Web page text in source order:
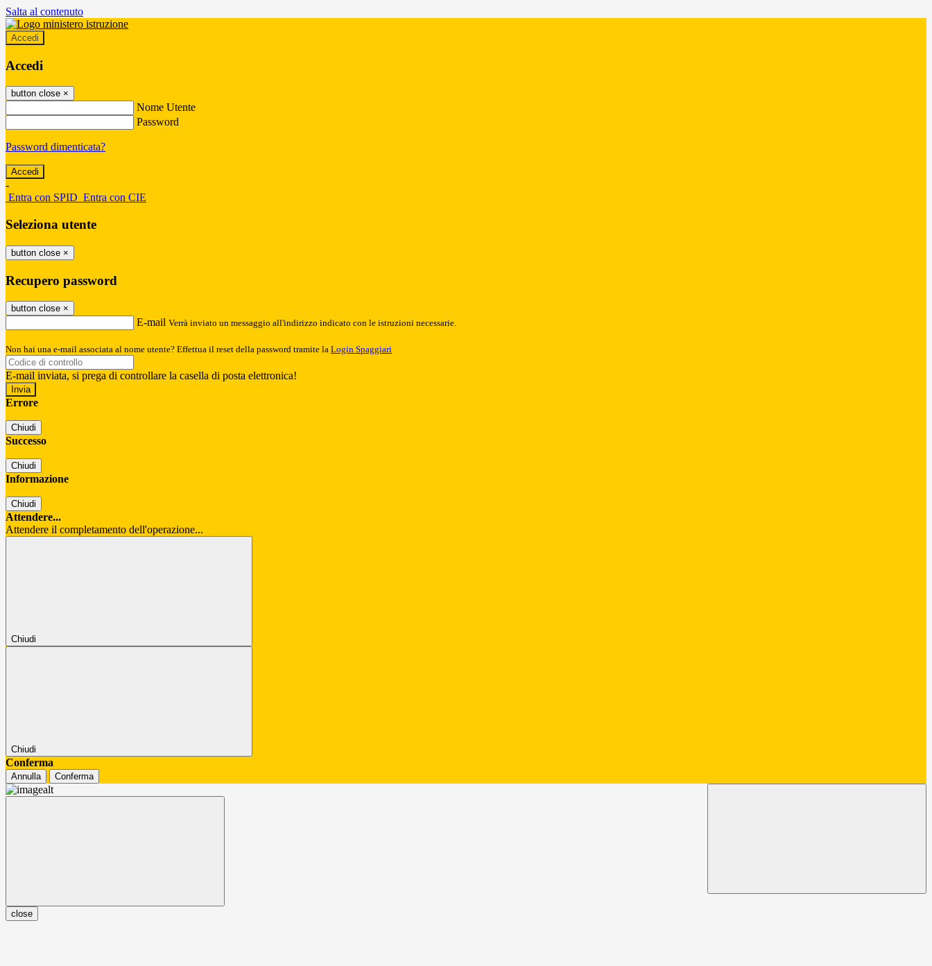
Salta al contenuto
Accedi
Accedi
button close ×
Nome Utente
Password
Password dimenticata?
-
Entra con SPID Entra con CIE
Seleziona utente
button close ×
Recupero password
button close ×
E-mail Verrà inviato un messaggio all'indirizzo indicato con le istruzioni necessarie.
Non hai una e-mail associata al nome utente? Effettua il reset della password tramite la Login Spaggiari
E-mail inviata, si prega di controllare la casella di posta elettronica!
Errore
Chiudi
Successo
Chiudi
Informazione
Chiudi
Attendere...
Attendere il completamento dell'operazione...
Chiudi
Chiudi
Conferma
Annulla Conferma
close